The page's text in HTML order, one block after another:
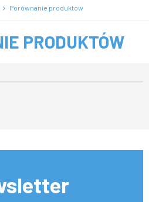
Porównanie produktów
PRODUKTÓW